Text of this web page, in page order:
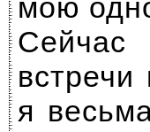
мою
я